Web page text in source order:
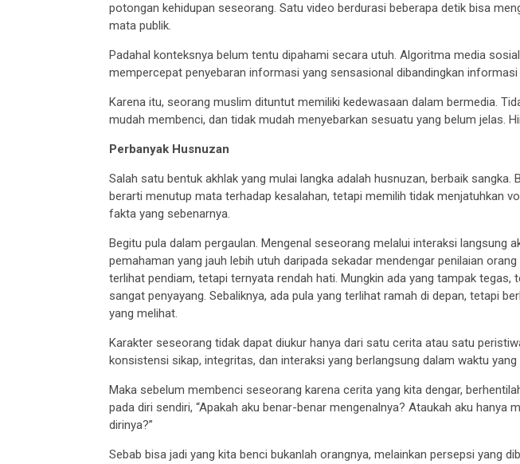
potongan kehidupan seseorang. Satu video berdurasi beberapa detik bisa
mata publik.
Padahal konteksnya belum tentu dipahami secara utuh. Algoritma media
mempercepat penyebaran informasi yang sensasional dibandingkan informasi
Karena itu, seorang muslim dituntut memiliki kedewasaan dalam bermedia.
mudah membenci, dan tidak mudah menyebarkan sesuatu yang belum jelas.
Perbanyak Husnuzan
Salah satu bentuk akhlak yang mulai langka adalah husnuzan, berbaik sangka.
berarti menutup mata terhadap kesalahan, tetapi memilih tidak menjatuhkan
fakta yang sebenarnya.
Begitu pula dalam pergaulan. Mengenal seseorang melalui interaksi langsung
pemahaman yang jauh lebih utuh daripada sekadar mendengar penilaian
terlihat pendiam, tetapi ternyata rendah hati. Mungkin ada yang tampak tegas,
sangat penyayang. Sebaliknya, ada pula yang terlihat ramah di depan, tetapi
yang melihat.
Karakter seseorang tidak dapat diukur hanya dari satu cerita atau satu
konsistensi sikap, integritas, dan interaksi yang berlangsung dalam waktu yang
Maka sebelum membenci seseorang karena cerita yang kita dengar,
pada diri sendiri, “Apakah aku benar-benar mengenalnya? Ataukah aku hanya
dirinya?”
Sebab bisa jadi yang kita benci bukanlah orangnya, melainkan persepsi yang